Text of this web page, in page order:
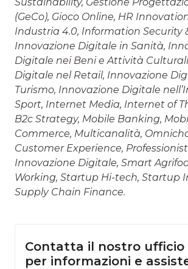
(GeCo), Gioco Online, HR
Industria 4.0, Information Security
Innovazione Digitale in Sanità,
Digitale nei Beni e Attività
Digitale nel Retail, Innovazione
Turismo, Innovazione Digitale
Sport, Internet Media, Internet of
B2c Strategy, Mobile Banking,
Commerce, Multicanalità,
Customer Experience,
Innovazione Digitale, Smart
Working, Startup Hi-tech, Startup
Supply Chain Finance.
Contatta il nostro ufficio
per informazioni e